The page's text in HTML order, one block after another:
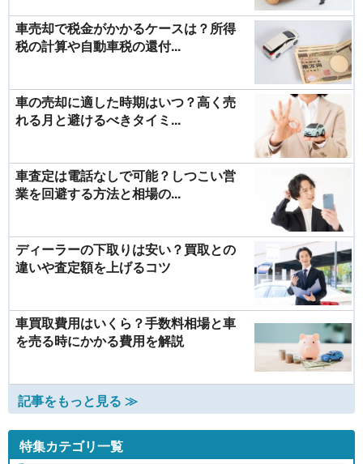
車売却で税金がかかるケースは？所得
税の計算や自動車税の還付...
車の売却に適した時期はいつ？高く売
れる月と避けるべきタイミ...
車査定は電話なしで可能？しつこい営
業を回避する方法と相場の...
ディーラーの下取りは安い？買取との
違いや査定額を上げるコツ
車買取費用はいくら？手数料相場と車
を売る時にかかる費用を解説
記事をもっと見る ≫
特集カテゴリ一覧